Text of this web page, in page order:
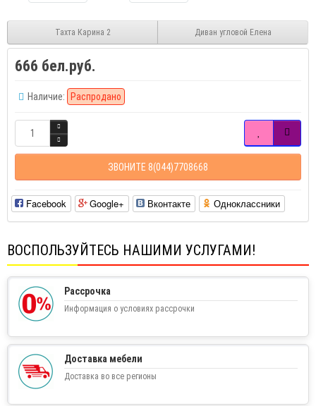
Тахта Карина 2 Диван угловой Елена
666 бел.руб.
Наличие: Распродано
ЗВОНИТЕ 8(044)7708668
Facebook Google+ Вконтакте Одноклассники
ВОСПОЛЬЗУЙТЕСЬ НАШИМИ УСЛУГАМИ!
Рассрочка
Информация о условиях рассрочки
Доставка мебели
Доставка во все регионы